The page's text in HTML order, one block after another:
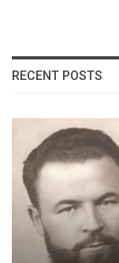
RECENT POSTS